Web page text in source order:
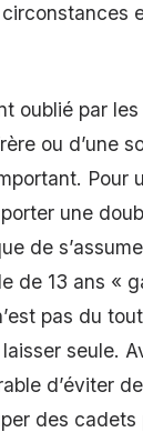
oublié par
ou d’une
Pour
une
de
de 13 ans «
pas du
seule.
d’éviter
des